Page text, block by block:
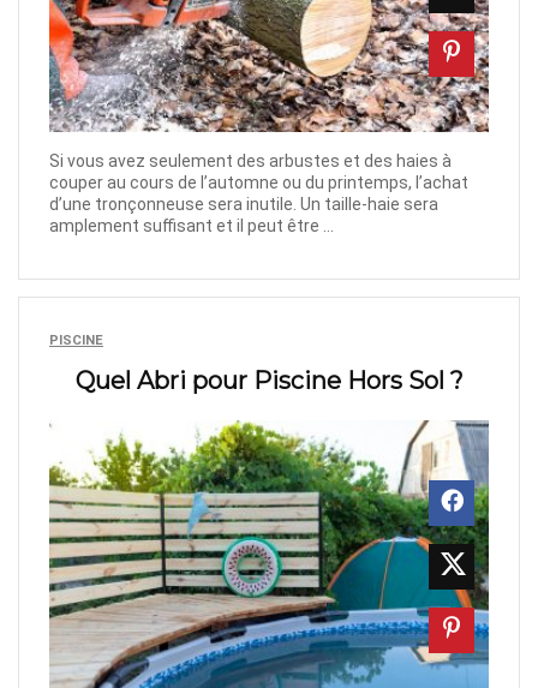
Si vous avez seulement des arbustes et des haies à
couper au cours de l’automne ou du printemps, l’achat
d’une tronçonneuse sera inutile. Un taille-haie sera
amplement suffisant et il peut être ...
PISCINE
Quel Abri pour Piscine Hors Sol ?